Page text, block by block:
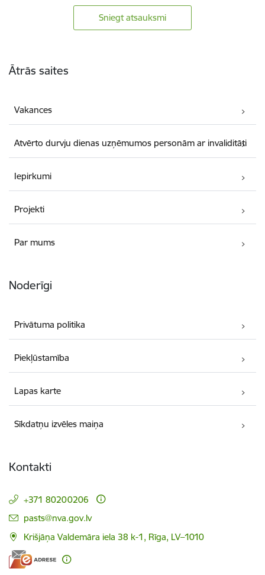
Sniegt atsauksmi
Ātrās saites
Vakances
Atvērto durvju dienas uzņēmumos personām ar invaliditāti
Iepirkumi
Projekti
Par mums
Noderīgi
Privātuma politika
Piekļūstamība
Lapas karte
Sīkdatņu izvēles maiņa
Kontakti
+371 80200206
E-pasts:
pasts@nva.gov.lv
Krišjāņa Valdemāra iela 38 k-1, Rīga, LV–1010